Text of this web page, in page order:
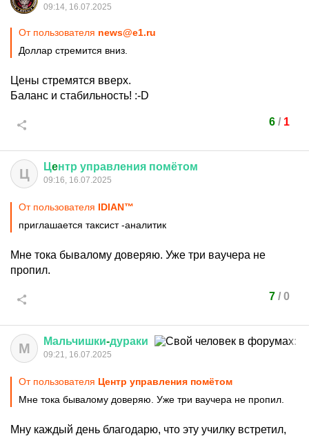
09:14, 16.07.2025
От пользователя news@e1.ru
Доллар стремится вниз.
Цены стремятся вверх.
Баланс и стабильность! :-D
6/ 1
Ц Цeнтр управления помётом
09:16, 16.07.2025
От пользователя IDIАN™
приглашается таксист -аналитик
Мне тока бывалому доверяю. Уже три ваучера не
пропил.
7/ 0
М Мальчишки-дураки
09:21, 16.07.2025
От пользователя Цeнтр управления помётом
Мне тока бывалому доверяю. Уже три ваучера не пропил.
Мну каждый день благодарю, что эту училку встретил,